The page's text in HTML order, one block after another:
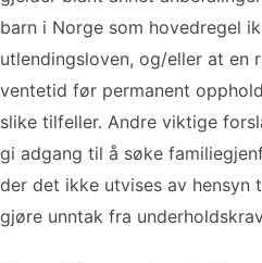
barn i Norge som hovedregel
utlendingsloven, og/eller at en
ventetid før permanent
slike tilfeller. Andre viktige
gi adgang til å søke
der det ikke utvises av hensyn
gjøre unntak fra